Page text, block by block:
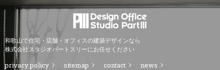
和歌山で住宅・店舗・オフィスの建築デザインなら
株式会社スタジオパートスリーにお任せください
privacy policy sitemap contact news